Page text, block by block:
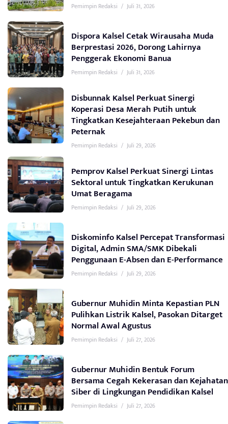
Pemimpin Redaksi / Juli 31, 2026
Dispora Kalsel Cetak Wirausaha Muda
Berprestasi 2026, Dorong Lahirnya
Penggerak Ekonomi Banua
Pemimpin Redaksi / Juli 31, 2026
Disbunnak Kalsel Perkuat Sinergi
Koperasi Desa Merah Putih untuk
Tingkatkan Kesejahteraan Pekebun dan
Peternak
Pemimpin Redaksi / Juli 29, 2026
Pemprov Kalsel Perkuat Sinergi Lintas
Sektoral untuk Tingkatkan Kerukunan
Umat Beragama
Pemimpin Redaksi / Juli 29, 2026
Diskominfo Kalsel Percepat Transformasi
Digital, Admin SMA/SMK Dibekali
Penggunaan E-Absen dan E-Performance
Pemimpin Redaksi / Juli 29, 2026
Gubernur Muhidin Minta Kepastian PLN
Pulihkan Listrik Kalsel, Pasokan Ditarget
Normal Awal Agustus
Pemimpin Redaksi / Juli 27, 2026
Gubernur Muhidin Bentuk Forum
Bersama Cegah Kekerasan dan Kejahatan
Siber di Lingkungan Pendidikan Kalsel
Pemimpin Redaksi / Juli 27, 2026